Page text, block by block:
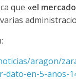
que «el
aragon/
dato-en-5-anos-